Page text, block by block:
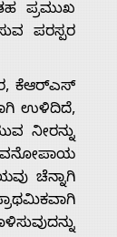
ಪ್ರಮುಖ
ಪರಸ್ಪರ
ಕೆಆರ್‌ಎಸ್
ಉಳಿದಿದೆ,
ನೀರನ್ನು
ಚೆನ್ನಾಗಿ